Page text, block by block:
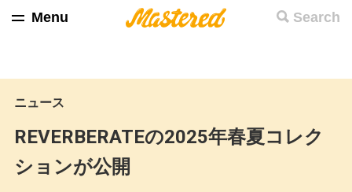
Search
Menu
ニュース
REVERBERATEの2025年春夏コレク
ションが公開